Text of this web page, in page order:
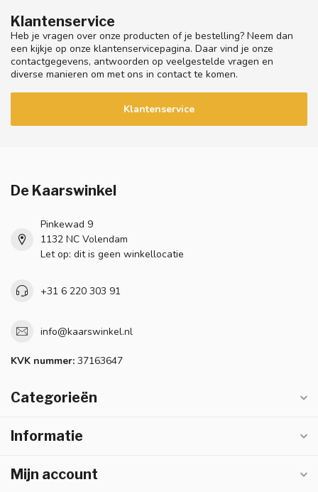
Klantenservice
Heb je vragen over onze producten of je bestelling? Neem dan
een kijkje op onze klantenservicepagina. Daar vind je onze
contactgegevens, antwoorden op veelgestelde vragen en
diverse manieren om met ons in contact te komen.
Klantenservice
De Kaarswinkel
Pinkewad 9
1132 NC Volendam
Let op: dit is geen winkellocatie
+31 6 220 303 91
info@kaarswinkel.nl
KVK nummer: 37163647
Categorieën
Informatie
Mijn account